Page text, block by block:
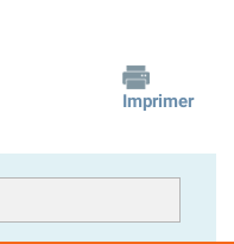
Imprimer